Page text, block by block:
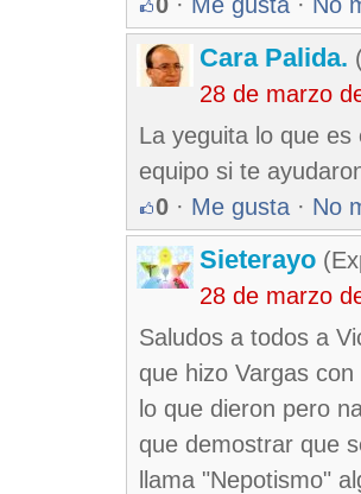
Cara Palida.
28 de marzo
La yeguita lo que
equipo si te
0 · Me gusta · No
Sieterayo
28 de marzo
Saludos a todos a
que hizo Vargas
lo que dieron pero
que demostrar que
llama "Nepotismo"